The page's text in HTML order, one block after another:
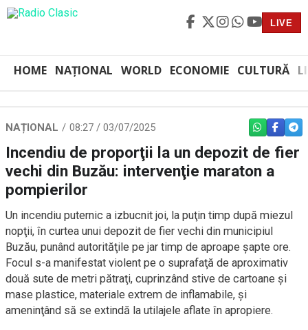
LIVE
HOME NAȚIONAL WORLD ECONOMIE CULTURĂ
NAȚIONAL 08:27 / 03/07/2025 WHATSAPP
Incendiu de proporţii la un depozit de fier
vechi din Buzău: intervenţie maraton a
pompierilor
Un incendiu puternic a izbucnit joi, la puţin timp după miezul
nopţii, în curtea unui depozit de fier vechi din municipiul
Buzău, punând autorităţile pe jar timp de aproape şapte ore.
Focul s-a manifestat violent pe o suprafaţă de aproximativ
două sute de metri pătraţi, cuprinzând stive de cartoane şi
mase plastice, materiale extrem de inflamabile, şi
ameninţând să se extindă la utilajele aflate în apropiere.